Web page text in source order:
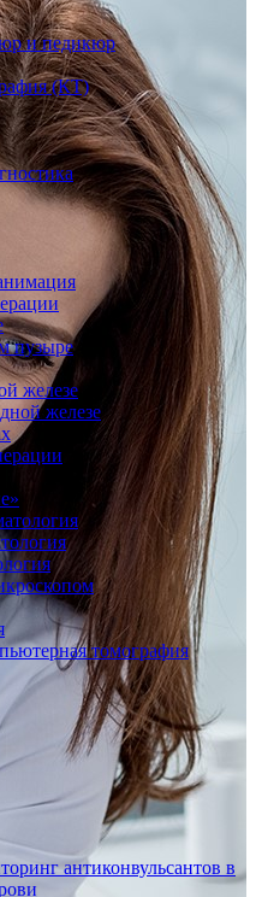
и педикюр
(КТ)
пузыре
железе
железе
томография
антиконвульсантов в